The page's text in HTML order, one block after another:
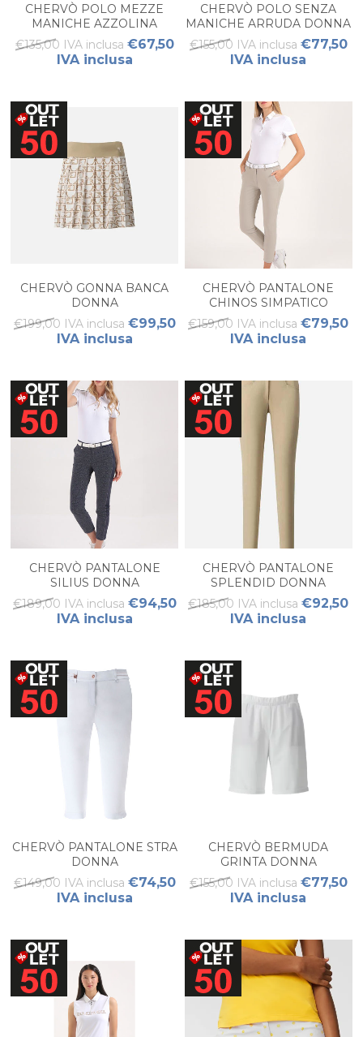
CHERVÒ POLO MEZZE
MANICHE AZZOLINA
DONNA
€135,00 IVA inclusa €67,50
IVA inclusa
CHERVÒ POLO SENZA
MANICHE ARRUDA DONNA
€155,00 IVA inclusa €77,50
IVA inclusa
CHERVÒ GONNA BANCA
DONNA
€199,00 IVA inclusa €99,50
IVA inclusa
CHERVÒ PANTALONE
CHINOS SIMPATICO
DONNA
€159,00 IVA inclusa €79,50
IVA inclusa
CHERVÒ PANTALONE
SILIUS DONNA
€189,00 IVA inclusa €94,50
IVA inclusa
CHERVÒ PANTALONE
SPLENDID DONNA
€185,00 IVA inclusa €92,50
IVA inclusa
CHERVÒ PANTALONE STRA
DONNA
€149,00 IVA inclusa €74,50
IVA inclusa
CHERVÒ BERMUDA
GRINTA DONNA
€155,00 IVA inclusa €77,50
IVA inclusa